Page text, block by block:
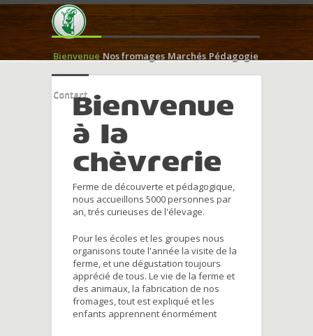
Bienvenue Nos fromages Marchés Pédagogie
ContactBienvenue
à la
chèvrerie
Ferme de découverte et pédagogique,
nous accueillons 5000 personnes par
an, trés curieuses de l'élevage.
Pour les écoles et les groupes nous
organisons toute l'année la visite de la
ferme, et une dégustation toujours
apprécié de tous. Le vie de la ferme et
des animaux, la fabrication de nos
fromages, tout est expliqué et les
enfants apprennent énormément